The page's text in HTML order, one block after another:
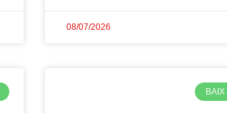
08/07/2026